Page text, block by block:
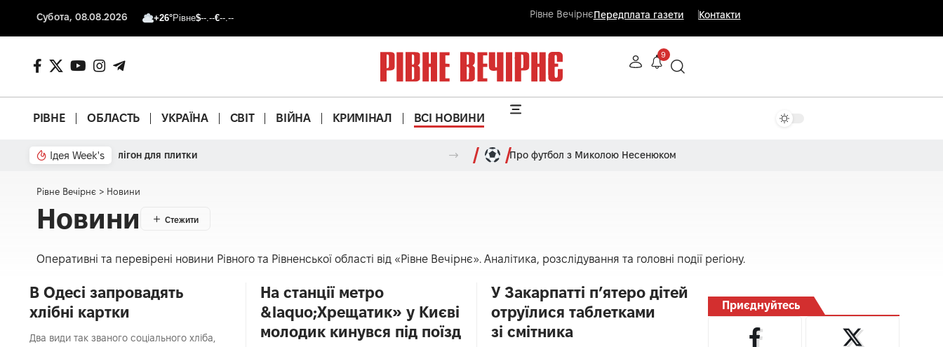
Субота, 08.08.2026 +26°Рівне$--.--€--.-- Рівне ВечірнєПередплата газети Контакти
9
РІВНЕ ОБЛАСТЬ УКРАЇНА СВІТ ВІЙНА КРИМІНАЛ ВСІ НОВИНИ
Ідея Week's Що з басейном? Про футбол з Миколою Несенюком
Рівне Вечірнє > Новини
Новини
Оперативні та перевірені новини Рівного та Рівненської області від «Рівне Вечірнє». Аналітика, розслідування та головні події регіону.
В Одесі запровадять
хлібні картки
Два види так званого соціального хліба,
На станції метро
&laquo;Хрещатик» у Києві
молодик кинувся під поїзд
У Закарпатті п’ятеро дітей
отруїлися таблетками
зі смітника
Приєднуйтесь